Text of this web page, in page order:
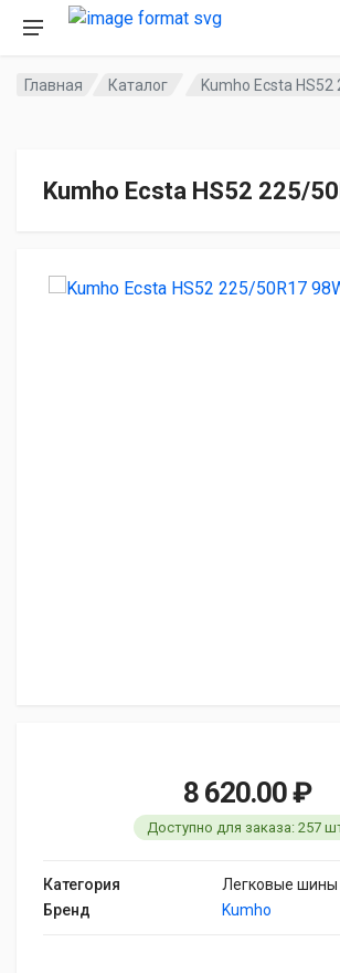
Главная Каталог Kumho Ecsta HS52
Kumho Ecsta HS52 225/
8 620.00 ₽
Доступно для заказа: 257
Категория
Легковые шины
Бренд
Kumho